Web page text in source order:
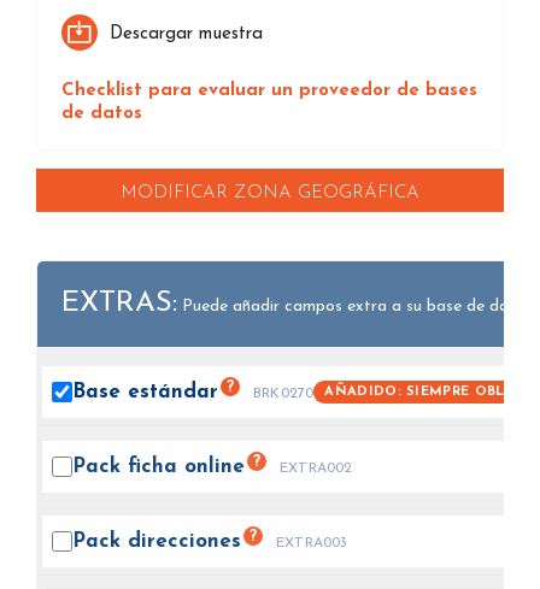
Descargar muestra
Checklist para evaluar un proveedor de bases
de datos
MODIFICAR ZONA GEOGRÁFICA
EXTRAS: Puede añadir campos extra a su base de datos.
Base estándar ? BRK0270 AÑADIDO: SIEMPRE
Pack ficha online ? EXTRA002
Pack direcciones ? EXTRA003